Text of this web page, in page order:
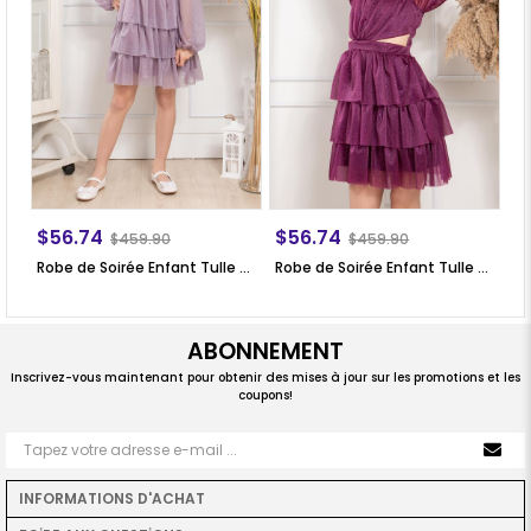
Robe de Soirée Enfant Tulle Pailleté Froufrou Lilas MDV308
$56.74 $459.90
Robe de Soirée Enfant Tulle Pailleté Froufrou Prune MDV308
$56.74 $459.90
ABONNEMENT
Inscrivez-vous maintenant pour obtenir des mises à jour sur les promotions et les
coupons!
INFORMATIONS D'ACHAT